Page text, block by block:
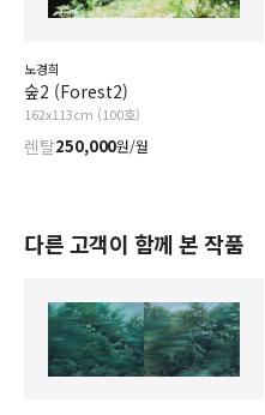
노경희
숲2 (Forest2)
162x113cm (100호)
렌탈250,000원/월
다른 고객이 함께 본 작품